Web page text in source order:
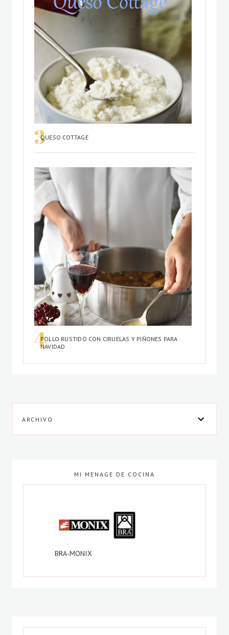
QUESO COTTAGE
POLLO RUSTIDO CON CIRUELAS Y PIÑONES PARA
NAVIDAD
ARCHIVO
MI MENAGE DE COCINA
BRA-MONIX